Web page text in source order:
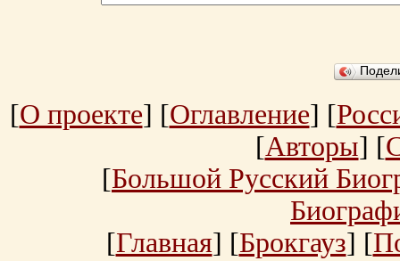
[О проекте] [Оглавление] [
[Авторы] [
[Большой Русский
[Главная] [Брокгауз] [